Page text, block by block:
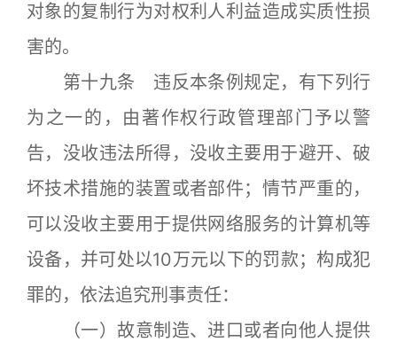
对象的复制行为对权利人利益造成实质性损
害的。
第十九条 违反本条例规定，有下列行
为之一的，由著作权行政管理部门予以警
告，没收违法所得，没收主要用于避开、破
坏技术措施的装置或者部件；情节严重的，
可以没收主要用于提供网络服务的计算机等
设备，并可处以10万元以下的罚款；构成犯
罪的，依法追究刑事责任：
（一）故意制造、进口或者向他人提供